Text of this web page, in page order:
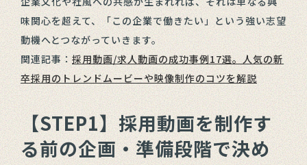
味関心を超えて、「この企業で働きたい」という強い志望
動機へとつながっていきます。
関連記事： 採用動画/求人動画の成功事例17選。人気の新
卒採用のトレンドムービーや映像制作のコツを解説
【STEP1】採用動画を制作す
る前の企画・準備段階で決め